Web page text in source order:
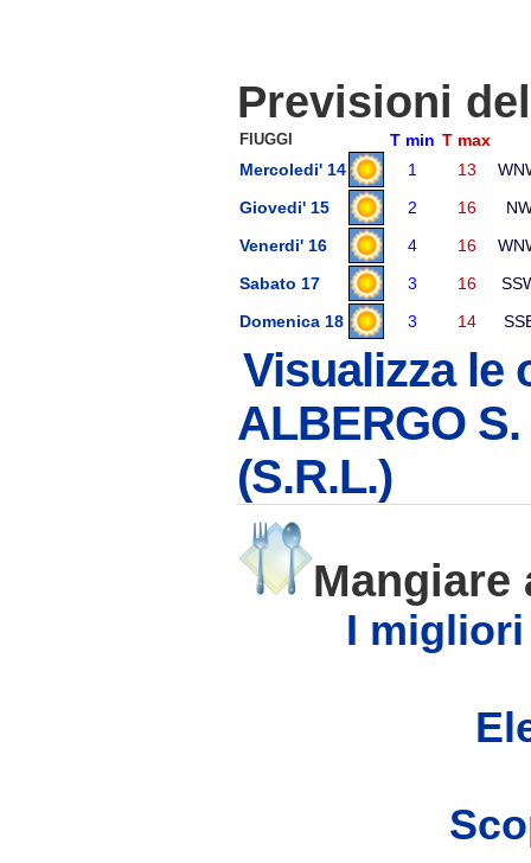
Previsioni
FIUGGI T min T max
Mercoledi' 14
1 13
Giovedi' 15
2 16
Venerdi' 16
4 16
Sabato 17
3 16
Domenica 18
3 14
Visualizza le
ALBERGO S.
(S.R.L.)
Mangiare
I